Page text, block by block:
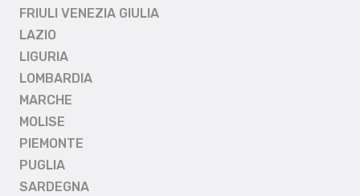
FRIULI VENEZIA GIULIA
LAZIO
LIGURIA
LOMBARDIA
MARCHE
MOLISE
PIEMONTE
PUGLIA
SARDEGNA